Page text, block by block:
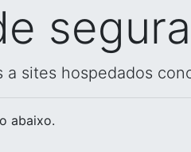
sites hospedados
abaixo.